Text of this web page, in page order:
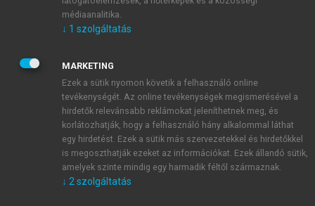
JELSZÓ
JELSZÓ ÚJRA
Kérek értesítést a MeRSZ újdonságairól, akcióiról.
Kérek értesítést az Akadémiai Kiadó Zrt. újdonságairól,
médiaanalitika.
↓ 1 szolgáltatás
MARKETING
Ezek a sütik nyomon követik a felhasználó online
tevékenységét. Az online tevékenységek megismerésével a
hirdetők relevánsabb reklámokat jeleníthetnek meg, és
korlátozhatják, hogy a felhasználó hány alkalommal láthat
egy hirdetést. Ezek a sütik más szervezetekkel és hirdetőkkel
is megoszthatják ezeket az információkat. Ezek állandó sütik,
amelyek szinte mindig egy harmadik féltől származnak.
↓ 2 szolgáltatás